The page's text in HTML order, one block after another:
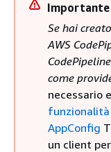
Importante
Se hai
AWS
come
necessario
funzionalità
AppConfig
un client